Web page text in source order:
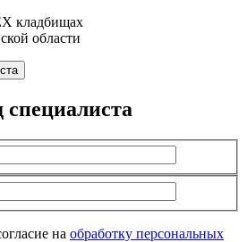
кладбищах
области
специалиста
на обработку персональных